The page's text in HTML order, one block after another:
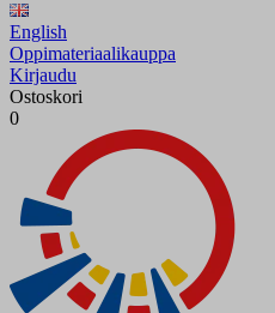
English
Oppimateriaalikauppa
Kirjaudu
Ostoskori
0